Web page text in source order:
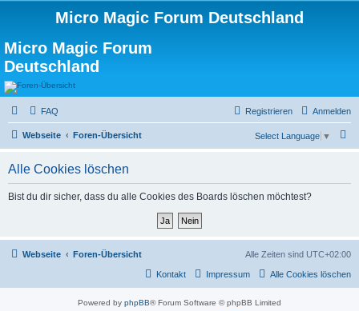
Micro Magic Forum Deutschland
Micro Magic Forum
Deutschland
FAQ Anmelden
Registrieren
Webseite Foren-Übersicht Select Language ▼
Alle Cookies löschen
Bist du dir sicher, dass du alle Cookies des Boards löschen möchtest?
Webseite Foren-Übersicht Alle Zeiten sind UTC+02:00
Alle Cookies löschen
Impressum
Kontakt
Powered by phpBB® Forum Software © phpBB Limited